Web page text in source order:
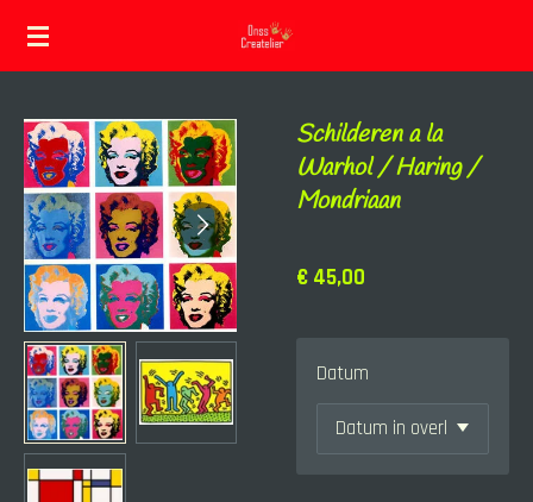
Ga
de
hoofdinhoud
Schilderen a la
Warhol / Haring /
Mondriaan
€ 45,00
Datum